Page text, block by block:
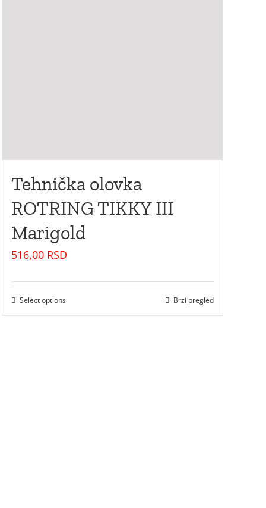
Tehnička olovka
ROTRING TIKKY III
Marigold
516,00 RSD
Select options Brzi pregled